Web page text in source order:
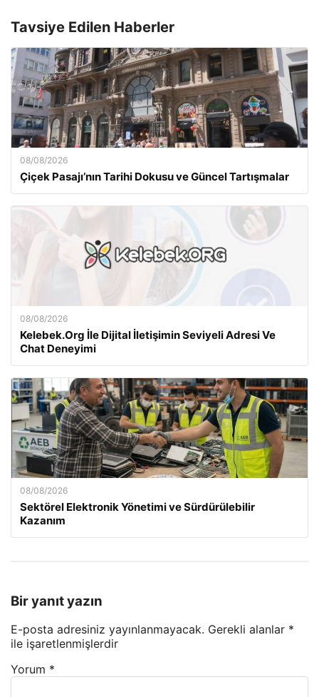
Tavsiye Edilen Haberler
08/08/2026
Çiçek Pasajı’nın Tarihi Dokusu ve Güncel Tartışmalar
08/08/2026
Kelebek.Org İle Dijital İletişimin Seviyeli Adresi Ve
Chat Deneyimi
08/08/2026
Sektörel Elektronik Yönetimi ve Sürdürülebilir
Kazanım
Bir yanıt yazın
E-posta adresiniz yayınlanmayacak. Gerekli alanlar *
ile işaretlenmişlerdir
Yorum *